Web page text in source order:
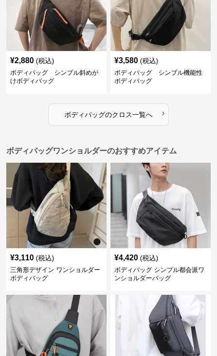
¥2,880 (税込)
ボディバッグ シンプル斜めが
けボディバッグ
¥3,580 (税込)
ボディバッグ シンプル機能性
ボディバッグ
ボディバッグのクロス一覧へ ›
ボディバッグワンショルダーのおすすめアイテム
¥3,110 (税込)
三角形デザイン ワンショルダー
ボディバッグ
¥4,420 (税込)
ボディバッグ シンプル都会派ワ
ンショルダーバッグ